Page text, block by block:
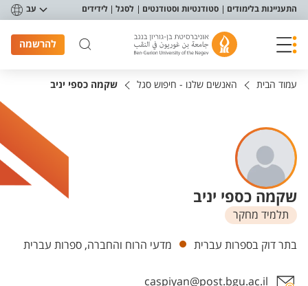
תפריט נגישות
התעניינות בלימודים סטודנטיות וסטודנטים לסגל לידידים עב
להרשמה
עמוד הבית האנשים שלנו - חיפוש סגל שקמה כספי יניב
שקמה כספי יניב
תלמיד מחקר
יחידות
בתר דוק בספרות עברית מדעי הרוח והחברה, ספרות עברית
caspiyan@post.bgu.ac.il